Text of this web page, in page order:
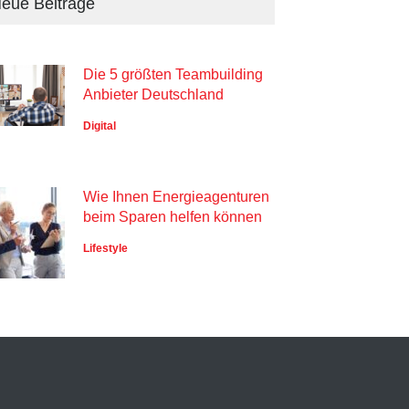
Die 5 größten Teambuilding
Anbieter Deutschland
Digital
Wie Ihnen Energieagenturen
beim Sparen helfen können
Lifestyle